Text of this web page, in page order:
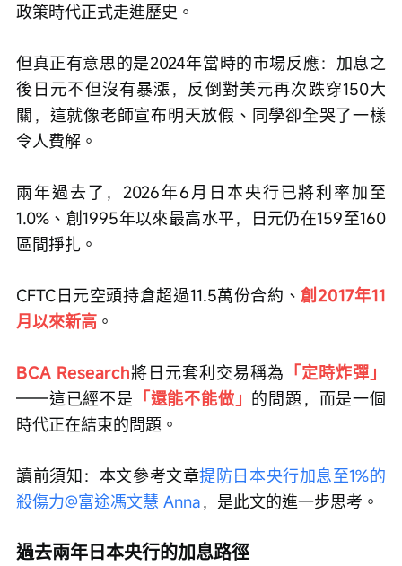
政策時代正式走進歷史。
但真正有意思的是2024年當時的市場反應：加息之
後日元不但沒有暴漲，反倒對美元再次跌穿150大
關，這就像老師宣布明天放假、同學卻全哭了一樣
令人費解。
兩年過去了，2026年6月日本央行已將利率加至
1.0%、創1995年以來最高水平，日元仍在159至160
區間掙扎。
CFTC日元空頭持倉超過11.5萬份合約、創2017年11
月以來新高 。
BCA Research將日元套利交易稱為 「定時炸彈」
——這已經不是 「還能不能做」 的問題，而是一個
時代正在結束的問題。
讀前須知：本文參考文章提防日本央行加息至1%的
殺傷力@富途馮文慧 Anna，是此文的進一步思考。
過去兩年日本央行的加息路徑